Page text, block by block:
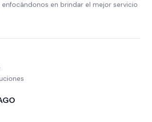
en brindar el mejor servicio